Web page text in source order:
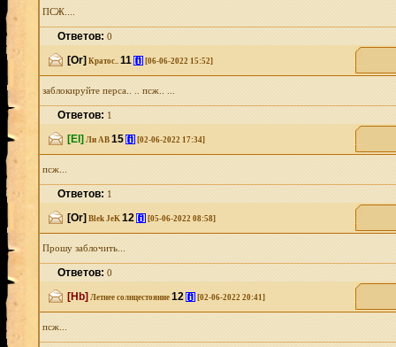
ПСЖ....
Ответов:0
[Or] Кратос.. 11 [i] [06-06-2022 15:52]
заблокируйте перса.. .. псж.. ...
Ответов:1
[El] Ли АВ 15 [i] [02-06-2022 17:34]
псж...
Ответов:1
[Or] Blek JeK 12 [i] [05-06-2022 08:58]
Прошу заблочить...
Ответов:0
[Hb] Летнее солнцестояние 12 [i] [02-06-2022 20:41]
псж...